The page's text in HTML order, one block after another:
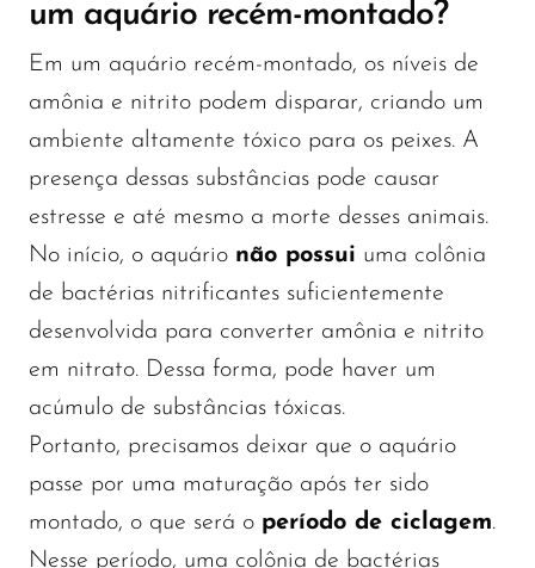
um aquário recém-montado?
Em um aquário recém-montado, os níveis de
amônia e nitrito podem disparar, criando um
ambiente altamente tóxico para os peixes. A
presença dessas substâncias pode causar
estresse e até mesmo a morte desses animais.
No início, o aquário não possui uma colônia
de bactérias nitrificantes suficientemente
desenvolvida para converter amônia e nitrito
em nitrato. Dessa forma, pode haver um
acúmulo de substâncias tóxicas.
Portanto, precisamos deixar que o aquário
passe por uma maturação após ter sido
montado, o que será o período de ciclagem.
Nesse período, uma colônia de bactérias